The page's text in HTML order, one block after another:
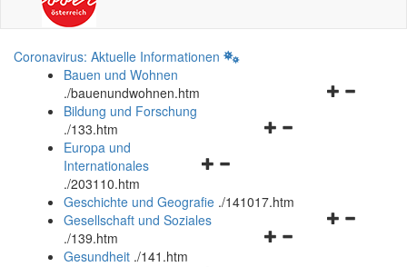
Coronavirus: Aktuelle Informationen
Bauen und Wohnen
./bauenundwohnen.htm
Navigationsmenü
Bildung und Forschung
./133.htm
Navigationsmenü
und
schließen
Europa und
Internationales
./203110.htm
Geschichte und Geografie ./141017.htm
Navigationsmenü
Gesellschaft und Soziales
./139.htm
Gesundheit ./141.htm